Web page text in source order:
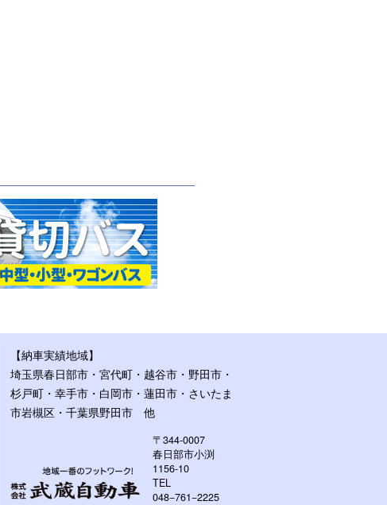
【納車実績地域】
埼玉県春日部市・宮代町・越谷市・野田市・
杉戸町・幸手市・白岡市・蓮田市・さいたま
市岩槻区・千葉県野田市 他
〒344-0007
春日部市小渕
1156-10
TEL
048−761−2225